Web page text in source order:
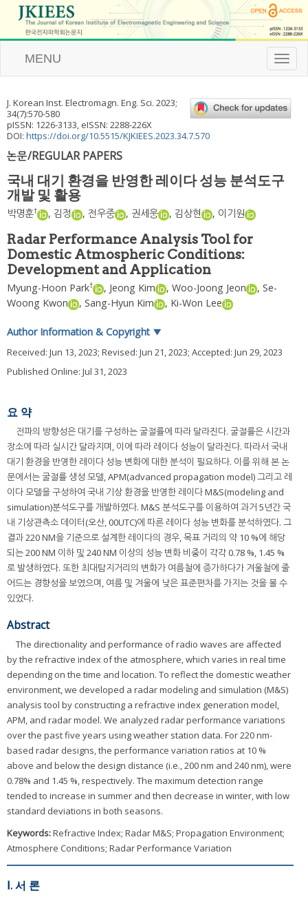
T
o
l
e
g
MENU
J. Korean Inst. Electromagn. Eng. Sci. 2023;
34(7):570-580
pISSN: 1226-3133, eISSN: 2288-226X
DOI: https://doi.org/10.5515/KJKIEES.2023.34.7.570
논문/REGULAR PAPERS
국내 대기 환경을 반영한 레이다 성능 분석도구
개발 및 활용
박명훈† , 김정 , 전우중 , 권세웅 , 김상현 , 이기원
Radar Performance Analysis Tool for
Domestic Atmospheric Conditions:
Development and Application
Myung-Hoon Park† , Jeong Kim , Woo-Joong Jeon , Se-
Woong Kwon
, Sang-Hyun Kim , Ki-Won Lee
Author Information & Copyright ▼
Received: Jun 13, 2023; Revised: Jun 21, 2023; Accepted: Jun 29, 2023
Published Online: Jul 31, 2023
요 약
전파의 방향성은 대기를 구성하는 굴절률에 따라 달라진다. 굴절률은 시간과
장소에 따라 실시간 달라지며, 이에 따라 레이다 성능이 달라진다. 따라서 국내
대기 환경을 반영한 레이다 성능 변화에 대한 분석이 필요하다. 이를 위해 본 논
문에서는 굴절률 생성 모델, APM(advanced propagation model) 그리고 레
이다 모델을 구성하여 국내 기상 환경을 반영한 레이다 M&S(modeling and
simulation)분석도구를 개발하였다. M&S 분석도구를 이용하여 과거 5년간 국
내 기상관측소 데이터(오산, 00UTC)에 따른 레이다 성능 변화를 분석하였다. 그
결과 220 NM을 기준으로 설계한 레이다의 경우, 목표 거리의 약 10 %에 해당
되는 200 NM 이하 및 240 NM 이상의 성능 변화 비중이 각각 0.78 %, 1.45 %
로 발생하였다. 또한 최대탐지거리의 변화가 여름철에 증가하다가 겨울철에 줄
어드는 경향성을 보였으며, 여름 및 겨울에 낮은 표준편차를 가지는 것을 볼 수
있었다.
Abstract
The directionality and performance of radio waves are affected
by the refractive index of the atmosphere, which varies in real time
depending on the time and location. To reflect the domestic weather
environment, we developed a radar modeling and simulation (M&S)
analysis tool by constructing a refractive index generation model,
APM, and radar model. We analyzed radar performance variations
over the past five years using weather station data. For 220 nm-
based radar designs, the performance variation ratios at 10 %
above and below the design distance (i.e., 200 nm and 240 nm), were
0.78% and 1.45 %, respectively. The maximum detection range
tended to increase in summer and then decrease in winter, with low
standard deviations in both seasons.
Keywords:Refractive Index; Radar M&S; Propagation Environment;
Atmosphere Conditions; Radar Performance Variation
Ⅰ. 서 론